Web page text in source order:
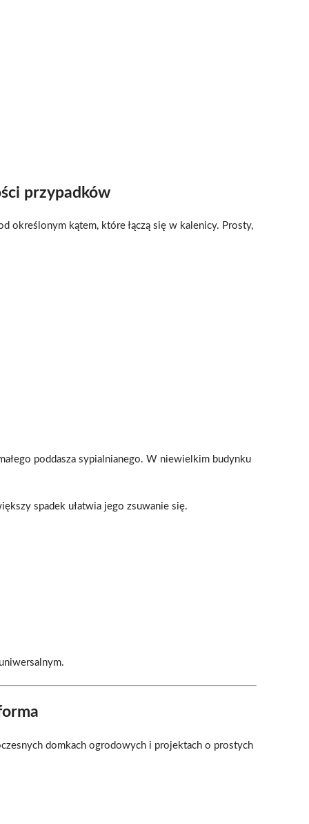
przypadków
określonym kątem, które łączą się w kalenicy. Prosty,
poddasza sypialnianego. W niewielkim budynku
spadek ułatwia jego zsuwanie się.
domkach ogrodowych i projektach o prostych